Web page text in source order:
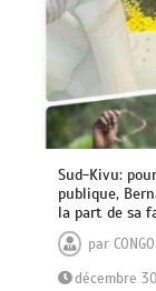
Sud-Kivu:
publique,
la part de sa
par
décembre